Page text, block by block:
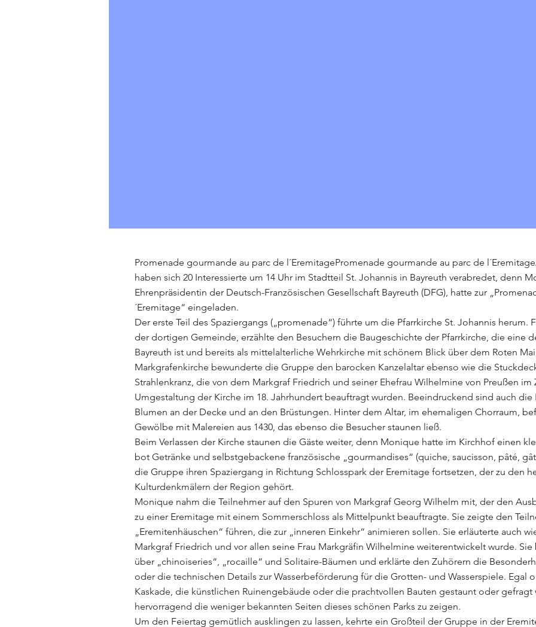
Promenade gourmande au parc de l´EremitagePromenade gourmande au parc de
haben sich 20 Interessierte um 14 Uhr im Stadtteil St. Johannis in Bayreuth verabredet, denn
Ehrenpräsidentin der Deutsch-Französischen Gesellschaft Bayreuth (DFG), hatte zur
´Eremitage“ eingeladen.
Der erste Teil des Spaziergangs („promenade“) führte um die Pfarrkirche St. Johannis
der dortigen Gemeinde, erzählte den Besuchern die Baugeschichte der Pfarrkirche, die eine
Bayreuth ist und bereits als mittelalterliche Wehrkirche mit schönem Blick über dem Roten
Markgrafenkirche bewunderte die Gruppe den barocken Kanzelaltar ebenso wie die
Strahlenkranz, die von dem Markgraf Friedrich und seiner Ehefrau Wilhelmine von Preußen
Umgestaltung der Kirche im 18. Jahrhundert beauftragt wurden. Beeindruckend sind auch
Blumen an der Decke und an den Brüstungen. Hinter dem Altar, im ehemaligen Chorraum,
Gewölbe mit Malereien aus 1430, das ebenso die Besucher staunen ließ.
Beim Verlassen der Kirche staunen die Gäste weiter, denn Monique hatte im Kirchhof einen
bot Getränke und selbstgebackene französische „gourmandises“ (quiche, saucisson, pâté,
die Gruppe ihren Spaziergang in Richtung Schlosspark der Eremitage fortsetzen, der zu den
Kulturdenkmälern der Region gehört.
Monique nahm die Teilnehmer auf den Spuren von Markgraf Georg Wilhelm mit, der den
zu einer Eremitage mit einem Sommerschloss als Mittelpunkt beauftragte. Sie zeigte den
„Eremitenhäuschen“ führen, die zur „inneren Einkehr“ animieren sollen. Sie erläuterte auch
Markgraf Friedrich und vor allen seine Frau Markgräfin Wilhelmine weiterentwickelt wurde.
über „chinoiseries“, „rocaille“ und Solitaire-Bäumen und erklärte den Zuhörern die
oder die technischen Details zur Wasserbeförderung für die Grotten- und Wasserspiele. Egal
Kaskade, die künstlichen Ruinengebäude oder die prachtvollen Bauten gestaunt oder
hervorragend die weniger bekannten Seiten dieses schönen Parks zu zeigen.
Um den Feiertag gemütlich ausklingen zu lassen, kehrte ein Großteil der Gruppe in der